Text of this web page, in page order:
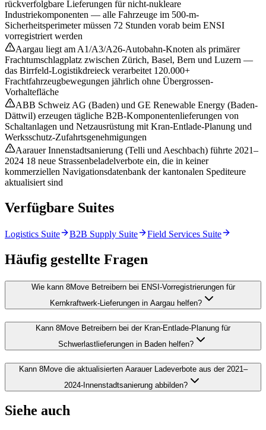
rückverfolgbare Lieferungen für nicht-nukleare
Industriekomponenten — alle Fahrzeuge im 500-m-
Sicherheitsperimeter müssen 72 Stunden vorab beim ENSI
vorregistriert werden
Aargau liegt am A1/A3/A26-Autobahn-Knoten als primärer
Frachtumschlagplatz zwischen Zürich, Basel, Bern und Luzern —
das Birrfeld-Logistikdreieck verarbeitet 120.000+
Frachtfahrzeugbewegungen jährlich ohne Übergrossen-
Vorhaltefläche
ABB Schweiz AG (Baden) und GE Renewable Energy (Baden-
Dättwil) erzeugen tägliche B2B-Komponentenlieferungen von
Schaltanlagen und Netzausrüstung mit Kran-Entlade-Planung und
Werksschutz-Zufahrtsgenehmigungen
Aarauer Innenstadtsanierung (Telli und Aeschbach) führte 2021–
2024 18 neue Strassenbeladelverbote ein, die in keiner
kommerziellen Navigationsdatenbank der kantonalen Spediteure
aktualisiert sind
Verfügbare Suites
Logistics Suite B2B Supply Suite Field Services Suite
Häufig gestellte Fragen
Wie kann 8Move Betreibern bei ENSI-Vorregistrierungen für
Kernkraftwerk-Lieferungen in Aargau helfen?
Kann 8Move Betreibern bei der Kran-Entlade-Planung für
Schwerlastlieferungen in Baden helfen?
Kann 8Move die aktualisierten Aarauer Ladeverbote aus der 2021–
2024-Innenstadtsanierung abbilden?
Siehe auch